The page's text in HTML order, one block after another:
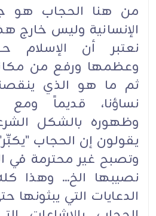
من هنا الحجاب هو
الإنسانية وليس خارج
نعتبر أن الإسلام
وعظمها ورفع من
ثم ما هو الذي
نساؤنا، قديماً ومع
وظهوره بالشكل
يقولون إن الحجاب
وتصبح غير محترمة في
نصيبها الخ... وهذا
الدعايات التي